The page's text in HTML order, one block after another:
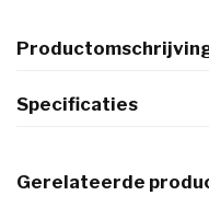
Specificaties
Gerelateerde